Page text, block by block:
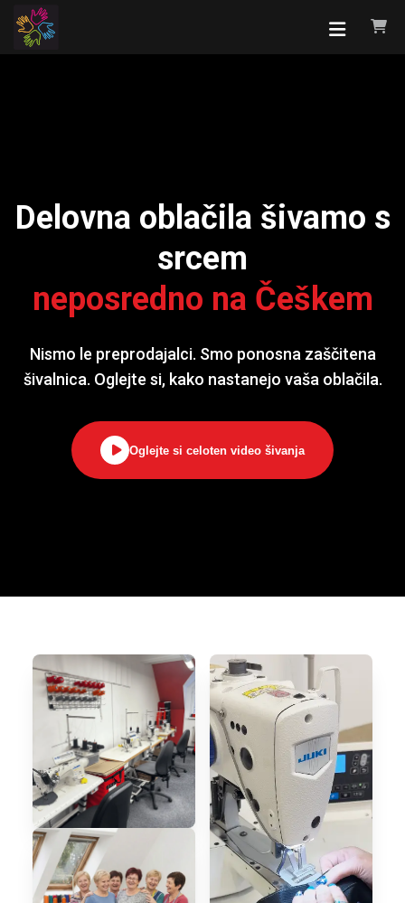
Delovna oblačila šivamo s
srcem
neposredno na Češkem
Nismo le preprodajalci. Smo ponosna zaščitena
šivalnica. Oglejte si, kako nastanejo vaša oblačila.
Oglejte si celoten video šivanja